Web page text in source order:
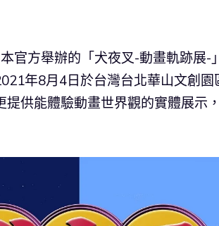
官方舉辦的「犬夜叉-動畫軌跡展-
年8月4日於台灣台北華山文創
供能體驗動畫世界觀的實體展示